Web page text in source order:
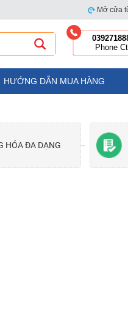
Mở cửa
Phone
HƯỚNG DẪN MUA HÀNG
HÓA ĐA DẠNG